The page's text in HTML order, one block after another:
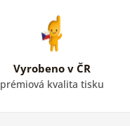
Vyrobeno v ČR
prémiová kvalita tisku